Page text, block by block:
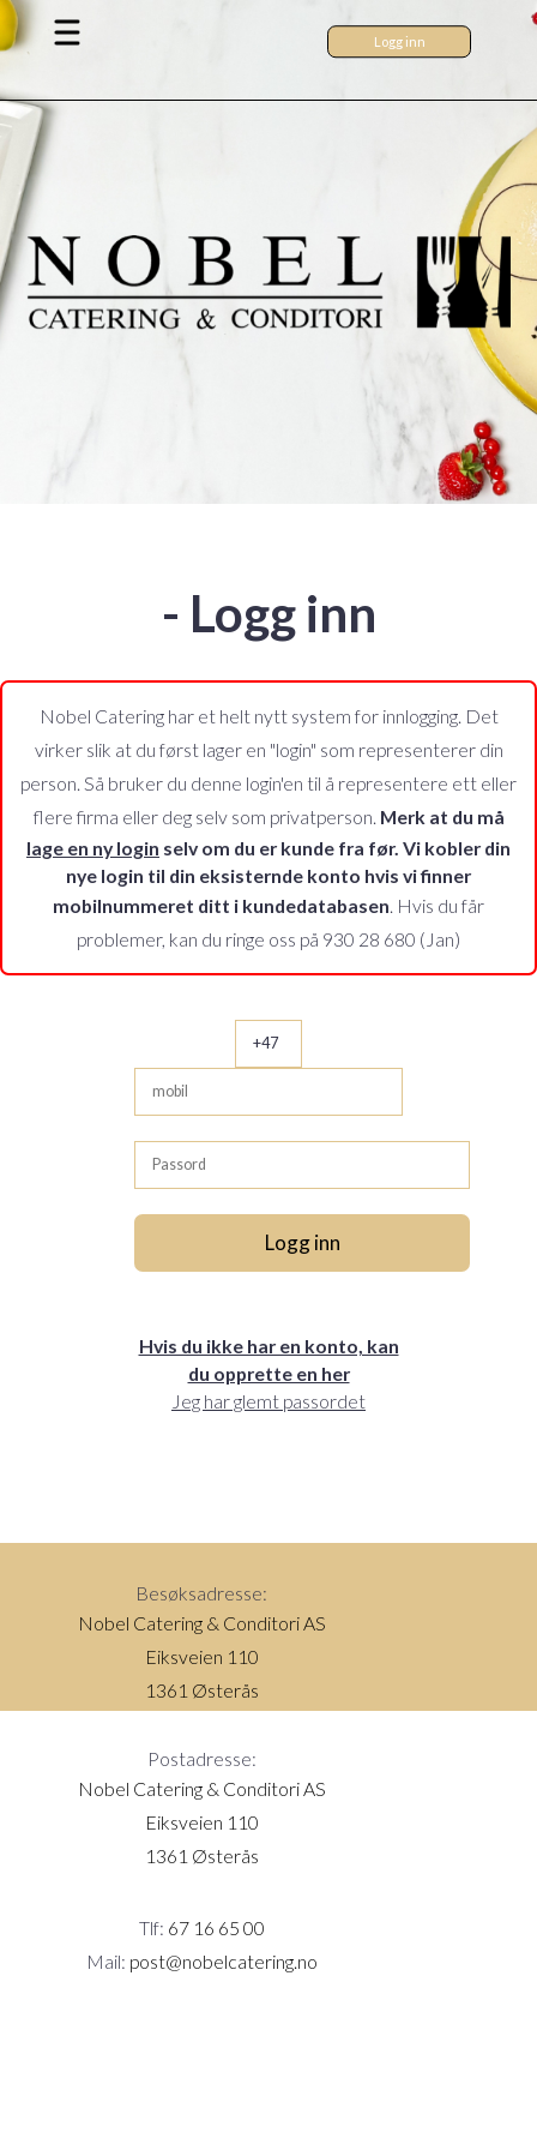
Logg inn
- Logg inn
Nobel Catering har et helt nytt system for innlogging. Det
virker slik at du først lager en "login" som representerer din
person. Så bruker du denne login'en til å representere ett eller
flere firma eller deg selv som privatperson. Merk at du må
lage en ny login selv om du er kunde fra før. Vi kobler din
nye login til din eksisternde konto hvis vi finner
mobilnummeret ditt i kundedatabasen. Hvis du får
problemer, kan du ringe oss på 930 28 680 (Jan)
Hvis du ikke har en konto, kan
du opprette en her
Jeg har glemt passordet
Besøksadresse:
Nobel Catering & Conditori AS
Eiksveien 110
1361 Østerås
Postadresse:
Nobel Catering & Conditori AS
Eiksveien 110
1361 Østerås
Tlf: 67 16 65 00
Mail: post@nobelcatering.no